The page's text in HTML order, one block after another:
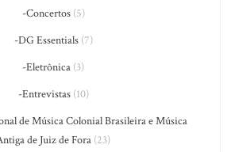
-Concertos(5)
-DG Essentials(7)
-Eletrônica (3)
-Entrevistas(10)
de Música Colonial Brasileira e Música
de Juiz de Fora (23)